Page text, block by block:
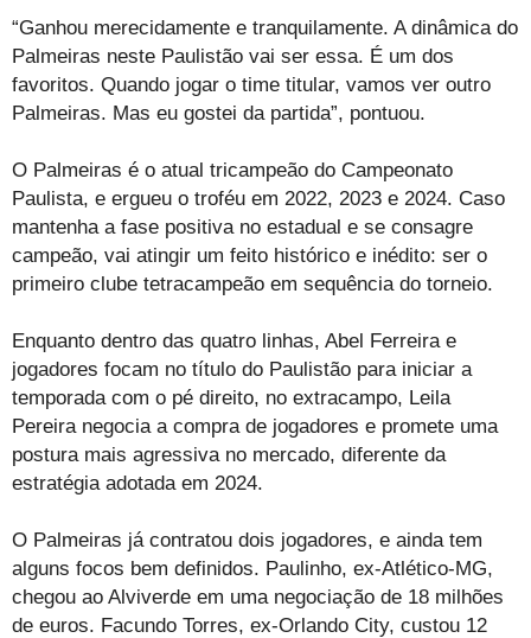
“Ganhou merecidamente e tranquilamente. A dinâmica do
Palmeiras neste Paulistão vai ser essa. É um dos
favoritos. Quando jogar o time titular, vamos ver outro
Palmeiras. Mas eu gostei da partida”, pontuou.
O Palmeiras é o atual tricampeão do Campeonato
Paulista, e ergueu o troféu em 2022, 2023 e 2024. Caso
mantenha a fase positiva no estadual e se consagre
campeão, vai atingir um feito histórico e inédito: ser o
primeiro clube tetracampeão em sequência do torneio.
Enquanto dentro das quatro linhas, Abel Ferreira e
jogadores focam no título do Paulistão para iniciar a
temporada com o pé direito, no extracampo, Leila
Pereira negocia a compra de jogadores e promete uma
postura mais agressiva no mercado, diferente da
estratégia adotada em 2024.
O Palmeiras já contratou dois jogadores, e ainda tem
alguns focos bem definidos. Paulinho, ex-Atlético-MG,
chegou ao Alviverde em uma negociação de 18 milhões
de euros. Facundo Torres, ex-Orlando City, custou 12